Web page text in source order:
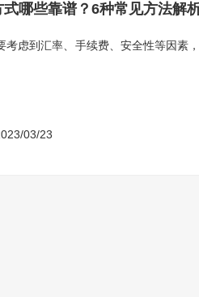
哪些靠谱？6种常见方法解
考虑到汇率、手续费、安全性等因素
03/23